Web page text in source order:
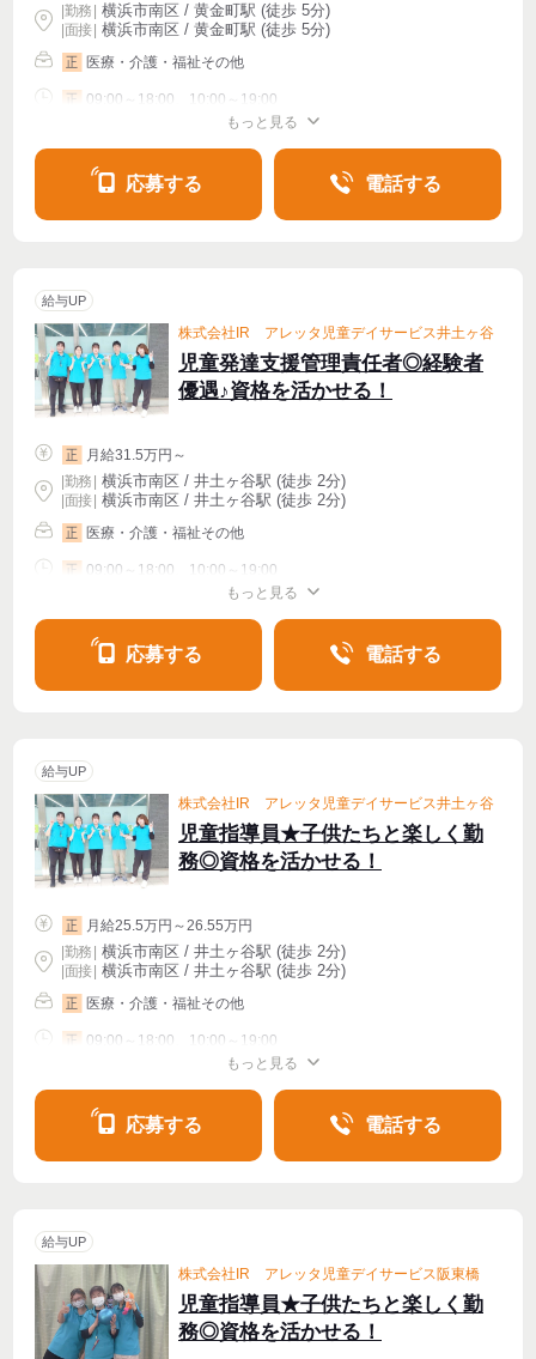
|勤務 横浜市南区 / 黄金町駅 (徒歩 5分)
| 面接 | 横浜市南区 / 黄金町駅 (徒歩 5分)
正 医療・介護・福祉その他
正 09:00～18:00、10:00～19:00
もっと見る
応募する 電話する
給与UP
株式会社IR アレッタ児童デイサービス井土ヶ谷
児童発達支援管理責任者◎経験者
優遇♪資格を活かせる！
正
月給31.5万円～
|勤務 横浜市南区 / 井土ヶ谷駅 (徒歩 2分)
| 面接 | 横浜市南区 / 井土ヶ谷駅 (徒歩 2分)
正 医療・介護・福祉その他
正 09:00～18:00、10:00～19:00
もっと見る
応募する 電話する
給与UP
株式会社IR アレッタ児童デイサービス井土ヶ谷
児童指導員★子供たちと楽しく勤
務◎資格を活かせる！
正
月給25.5万円～26.55万円
|勤務 横浜市南区 / 井土ヶ谷駅 (徒歩 2分)
| 面接 | 横浜市南区 / 井土ヶ谷駅 (徒歩 2分)
正 医療・介護・福祉その他
正 09:00～18:00、10:00～19:00
もっと見る
応募する 電話する
給与UP
株式会社IR アレッタ児童デイサービス阪東橋
児童指導員★子供たちと楽しく勤
務◎資格を活かせる！